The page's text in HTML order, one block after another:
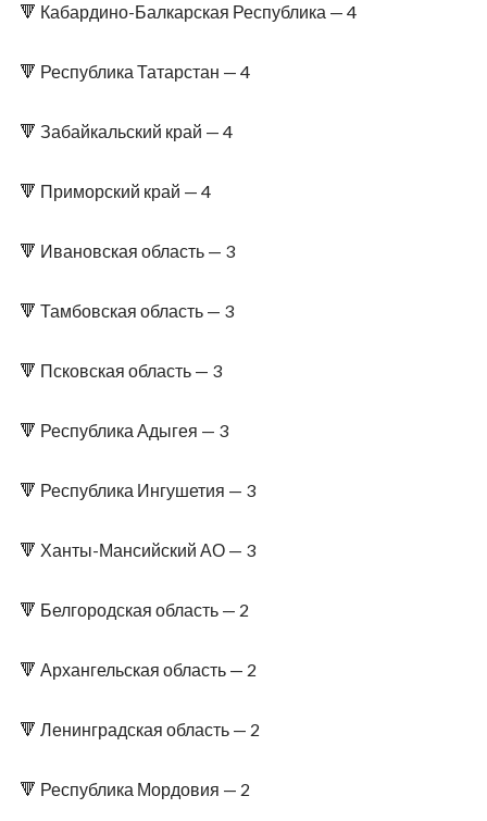
🔻 Кабардино-Балкарская Республика — 4
🔻 Республика Татарстан — 4
🔻 Забайкальский край — 4
🔻 Приморский край — 4
🔻 Ивановская область — 3
🔻 Тамбовская область — 3
🔻 Псковская область — 3
🔻 Республика Адыгея — 3
🔻 Республика Ингушетия — 3
🔻 Ханты-Мансийский АО — 3
🔻 Белгородская область — 2
🔻 Архангельская область — 2
🔻 Ленинградская область — 2
🔻 Республика Мордовия — 2